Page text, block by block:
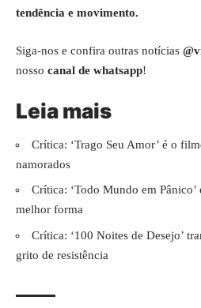
tendência e movimento.
Siga-nos e confira outras notícias
nosso canal de whatsapp!
Leia mais
Crítica: ‘Trago Seu Amor’ é o
namorados
Crítica: ‘Todo Mundo em Pânico’
melhor forma
Crítica: ‘100 Noites de Desejo’
grito de resistência